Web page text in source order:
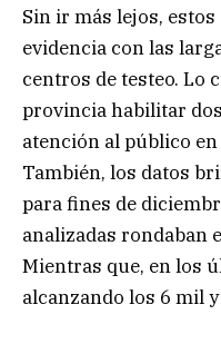
Sin ir más lejos,
evidencia con las
centros de testeo. Lo
provincia habilitar
atención al público en
También, los datos
para fines de
analizadas rondaban
Mientras que, en los
alcanzando los 6 mil